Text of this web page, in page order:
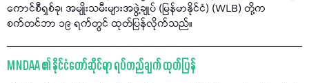
ကောင်စီရှစ်ခု၊ အမျိုးသမီးများအဖွဲ့ချုပ် (မြန်မာနိုင်ငံ) (WLB) တို့က
စက်တင်ဘာ ၁၉ ရက်တွင် ထုတ်ပြန်လိုက်သည်။
MNDAA ၏ နိုင်ငံတော်ဆိုင်ရာ ရပ်တည်ချက် ထုတ်ပြန်